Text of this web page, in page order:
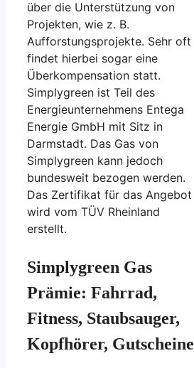
über die Unterstützung von
Projekten, wie z. B.
Aufforstungsprojekte. Sehr oft
findet hierbei sogar eine
Überkompensation statt.
Simplygreen ist Teil des
Energieunternehmens Entega
Energie GmbH mit Sitz in
Darmstadt. Das Gas von
Simplygreen kann jedoch
bundesweit bezogen werden.
Das Zertifikat für das Angebot
wird vom TÜV Rheinland
erstellt.
Simplygreen Gas
Prämie: Fahrrad,
Fitness, Staubsauger,
Kopfhörer, Gutscheine